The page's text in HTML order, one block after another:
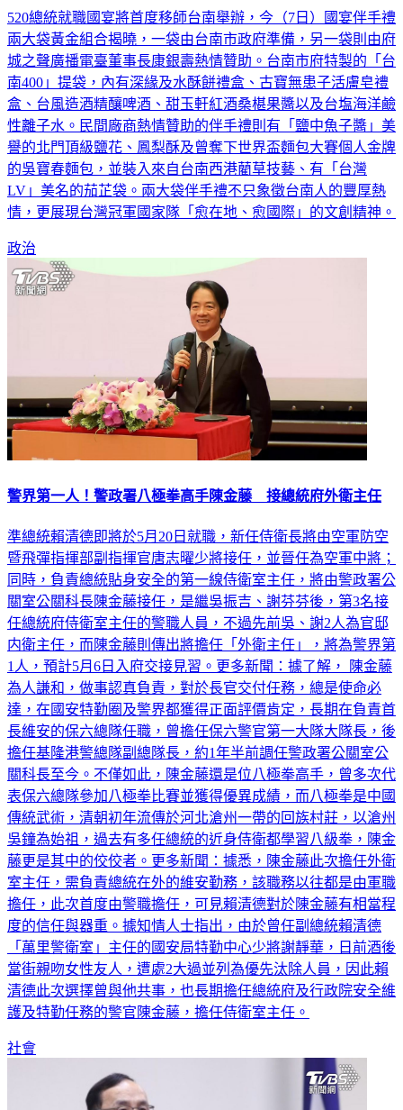
520總統就職國宴將首度移師台南舉辦，今（7日）國宴伴手禮
兩大袋黃金組合揭曉，一袋由台南市政府準備，另一袋則由府
城之聲廣播電臺董事長康銀壽熱情贊助。台南市府特製的「台
南400」提袋，內有深緣及水酥餅禮盒、古寶無患子活膚皂禮
盒、台風造酒精釀啤酒、甜玉軒紅酒桑椹果醬以及台塩海洋鹼
性離子水。民間廠商熱情贊助的伴手禮則有「鹽中魚子醬」美
譽的北門頂級鹽花、鳳梨酥及曾奪下世界盃麵包大賽個人金牌
的吳寶春麵包，並裝入來自台南西港藺草技藝、有「台灣
LV」美名的茄芷袋。兩大袋伴手禮不只象徵台南人的豐厚熱
情，更展現台灣冠軍國家隊「愈在地、愈國際」的文創精神。
政治
警界第一人！警政署八極拳高手陳金藤 接總統府外衛主任
準總統賴清德即將於5月20日就職，新任侍衛長將由空軍防空
暨飛彈指揮部副指揮官唐志曜少將接任，並晉任為空軍中將；
同時，負責總統貼身安全的第一線侍衛室主任，將由警政署公
關室公關科長陳金藤接任，是繼吳振吉、謝芬芬後，第3名接
任總統府侍衛室主任的警職人員，不過先前吳、謝2人為官邸
内衛主任，而陳金藤則傳出將擔任「外衛主任」，將為警界第
1人，預計5月6日入府交接見習。更多新聞：據了解， 陳金藤
為人謙和，做事認真負責，對於長官交付任務，總是使命必
達，在國安特勤圈及警界都獲得正面評價肯定，長期在負責首
長維安的保六總隊任職，曾擔任保六警官第一大隊大隊長，後
擔任基隆港警總隊副總隊長，約1年半前調任警政署公關室公
關科長至今。不僅如此，陳金藤還是位八極拳高手，曾多次代
表保六總隊參加八極拳比賽並獲得優異成績，而八極拳是中國
傳統武術，清朝初年流傳於河北滄州一帶的回族村莊，以滄州
吳鐘為始祖，過去有多任總統的近身侍衛都學習八級拳，陳金
藤更是其中的佼佼者。更多新聞：據悉，陳金藤此次擔任外衛
室主任，需負責總統在外的維安勤務，該職務以往都是由軍職
擔任，此次首度由警職擔任，可見賴清德對於陳金藤有相當程
度的信任與器重。據知情人士指出，由於曾任副總統賴清德
「萬里警衛室」主任的國安局特勤中心少將謝靜華，日前酒後
當街親吻女性友人，遭處2大過並列為優先汰除人員，因此賴
清德此次選擇曾與他共事，也長期擔任總統府及行政院安全維
護及特勤任務的警官陳金藤，擔任侍衛室主任。
社會